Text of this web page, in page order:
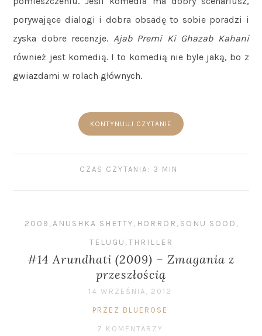
porywające dialogi i dobra obsadę to sobie poradzi i
zyska dobre recenzje. Ajab Premi Ki Ghazab Kahani
również jest komedią. I to komedią nie byle jaką, bo z
gwiazdami w rolach głównych.
KONTYNUUJ CZYTANIE
CZAS CZYTANIA: 3 MIN
2009 ,ANUSHKA SHETTY, HORROR , SONU SOOD ,
TELUGU ,THRILLER
#14 Arundhati (2009) – Zmagania z
przeszłością
14 WRZEŚNIA, 2012
PRZEZ BLUEROSE
7 KOMENTARZY